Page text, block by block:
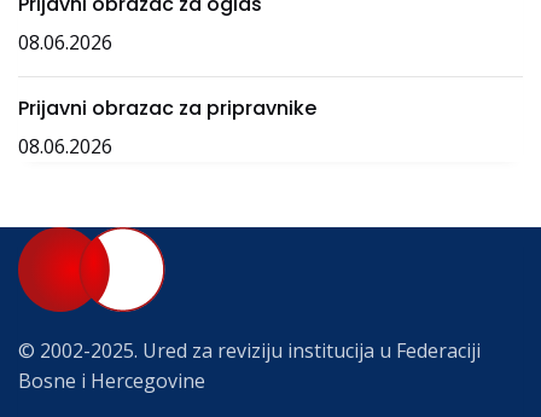
08.06.2026
Prijavni obrazac za pripravnike
08.06.2026
© 2002-2025. Ured za reviziju institucija u Federaciji
Bosne i Hercegovine